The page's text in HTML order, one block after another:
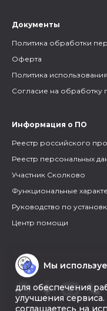
Документы
Политика обработки
Оферта
Политика
Согласие на обработку
Информация о ПО
Реестр российского
Реестр персональных
Участник Сколково
Функциональные
Руководство по
Центр помощи
Мы
для обеспечения
улучшения
соглашаетесь на